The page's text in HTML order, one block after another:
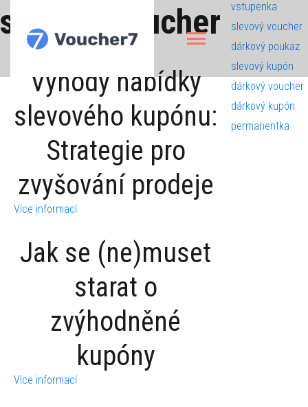
slevový voucher
Výhody nabídky
slevového kupónu:
Strategie pro
zvyšování prodeje
Více informací
Jak se (ne)muset
starat o
zvýhodněné
kupóny
Více informací
vstupenka
slevový voucher
dárkový poukaz
slevový kupón
dárkový voucher
dárkový kupón
permanentka